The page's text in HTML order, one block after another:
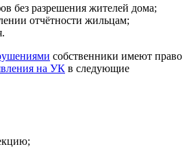
без разрешения жителей дома;
отчётности жильцам;
собственники имеют право
на УК в следующие